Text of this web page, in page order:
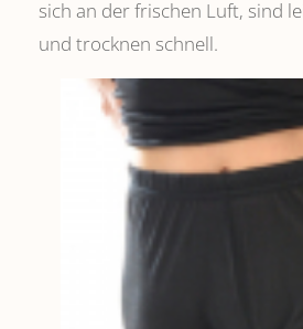
sich an der frischen Luft, sind
und trocknen schnell.